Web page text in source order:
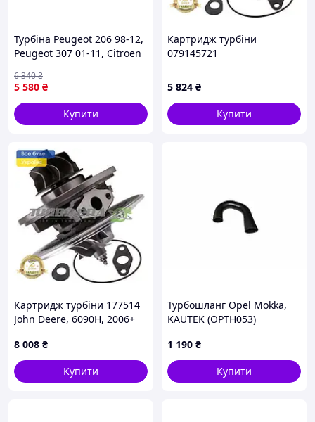
Турбіна Peugeot 206 98-12,
Peugeot 307 01-11, Citroen
(0375H9, 0375F2, 37500,
0375F1
5 580 ₴
6 340₴
Купити
Картридж турбіни
079145721
5 824 ₴
Купити
Картридж турбіни 177514
John Deere, 6090H, 2006+
8 008 ₴
Купити
Турбошланг Opel Mokka,
KAUTEK (OPTH053)
1 190 ₴
Купити